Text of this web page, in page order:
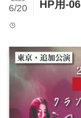
HP用-06
6/20